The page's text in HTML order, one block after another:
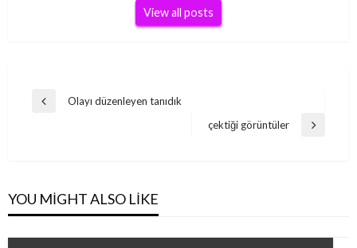
View all posts
Yazı
Previous
Olayı düzenleyen tanıdık
Next
çektiği görüntüler
YOU MIGHT ALSO LIKE